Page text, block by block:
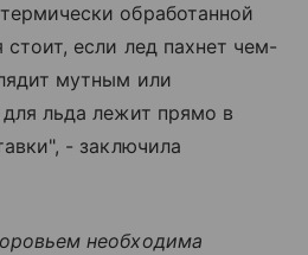
обработанной
если лед пахнет чем-
мутным или
льда лежит прямо в
- заключила
необходима